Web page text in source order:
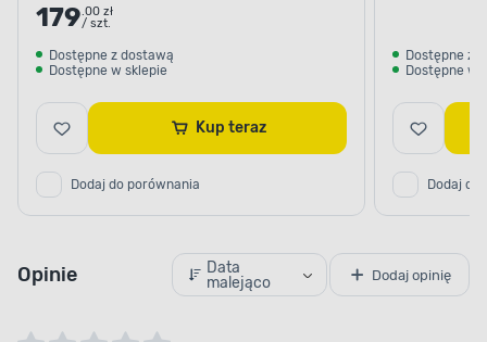
179.00 zł
/ szt.
Dostępne z dostawą
Dostępne w sklepie
Kup teraz
Dodaj do porównania
Dostępne z
Dostępne w
Dodaj do
Opinie
Data
malejąco
Dodaj opinię